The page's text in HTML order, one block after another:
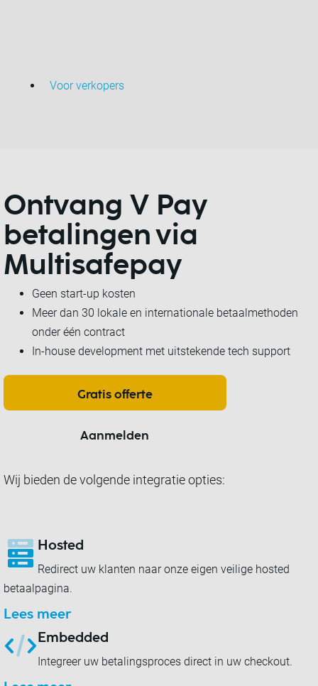
Voor verkopers
Ontvang V Pay
betalingen via
Multisafepay
Geen start-up kosten
Meer dan 30 lokale en internationale betaalmethoden
onder één contract
In-house development met uitstekende tech support
Gratis offerte
Aanmelden
Wij bieden de volgende integratie opties:
Hosted
Redirect uw klanten naar onze eigen veilige hosted
betaalpagina.
Lees meer
Embedded
Integreer uw betalingsproces direct in uw checkout.